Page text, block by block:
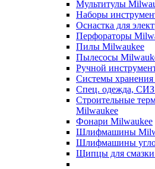
Мультитулы
Наборы
Оснастка для
Перфораторы
Пилы Milwaukee
Пылесосы
Ручной
Системы
Спец. одежда,
Строительные
Milwaukee
Фонари Milwaukee
Шлифмашины
Шлифмашины
Щипцы для